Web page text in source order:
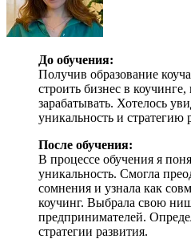
До обучения:
Получив образование
строить бизнес в
зарабатывать. Хотелось
уникальность и стратегию
После обучения:
В процессе обучения я
уникальность. Смогла
сомнения и узнала как
коучинг. Выбрала свою
предпринимателей.
стратегии развития.